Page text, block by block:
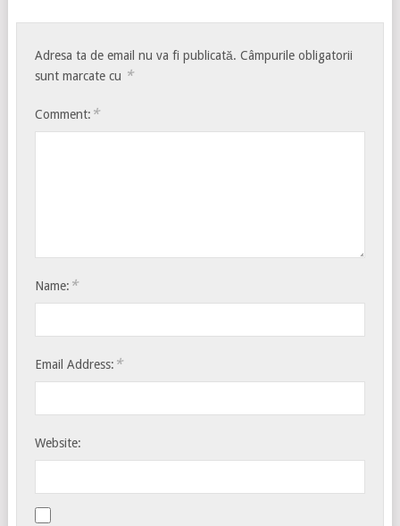
Adresa ta de email nu va fi publicată. Câmpurile obligatorii
sunt marcate cu *
Comment: *
Name: *
Email Address: *
Website: